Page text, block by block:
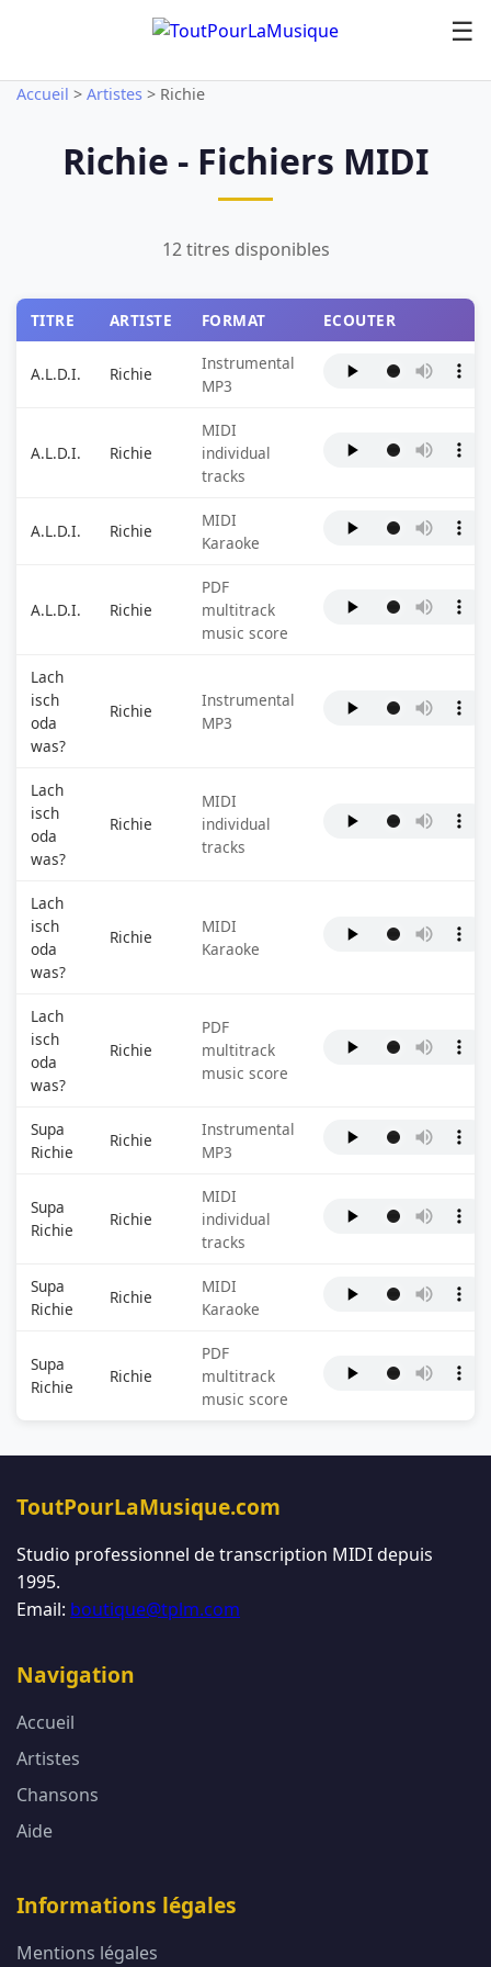
☰
Accueil > Artistes > Richie
Richie - Fichiers MIDI
12 titres disponibles
TITRE ARTISTE FORMAT ECOUTER
A.L.D.I. Richie
Instrumental
MP3
A.L.D.I. Richie
MIDI
individual
tracks
A.L.D.I. Richie
MIDI
Karaoke
A.L.D.I. Richie
PDF
multitrack
music score
Lach
isch
oda
was?
Richie
Instrumental
MP3
Lach
isch
oda
was?
Richie
MIDI
individual
tracks
Lach
isch
oda
was?
Richie
MIDI
Karaoke
Lach
isch
oda
was?
Richie
PDF
multitrack
music score
Supa
Richie
Richie
Instrumental
MP3
Supa
Richie
Richie
MIDI
individual
tracks
Supa
Richie
Richie
MIDI
Karaoke
Supa
Richie
Richie
PDF
multitrack
music score
ToutPourLaMusique.com
Studio professionnel de transcription MIDI depuis
1995.
Email: boutique@tplm.com
Navigation
Accueil
Artistes
Chansons
Aide
Informations légales
Mentions légales